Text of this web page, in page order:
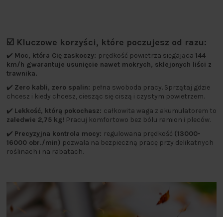
☑️ Kluczowe korzyści, które poczujesz od razu:
✔️ Moc, która Cię zaskoczy: prędkość powietrza sięgająca 144
km/h gwarantuje usunięcie nawet mokrych, sklejonych liści z
trawnika.
✔️ Zero kabli, zero spalin: pełna swoboda pracy. Sprzątaj gdzie
chcesz i kiedy chcesz, ciesząc się ciszą i czystym powietrzem.
✔️ Lekkość, którą pokochasz: całkowita waga z akumulatorem to
zaledwie 2,75 kg! Pracuj komfortowo bez bólu ramion i pleców.
✔️ Precyzyjna kontrola mocy: regulowana prędkość (13000-
16000 obr./min) pozwala na bezpieczną pracę przy delikatnych
roślinach i na rabatach.